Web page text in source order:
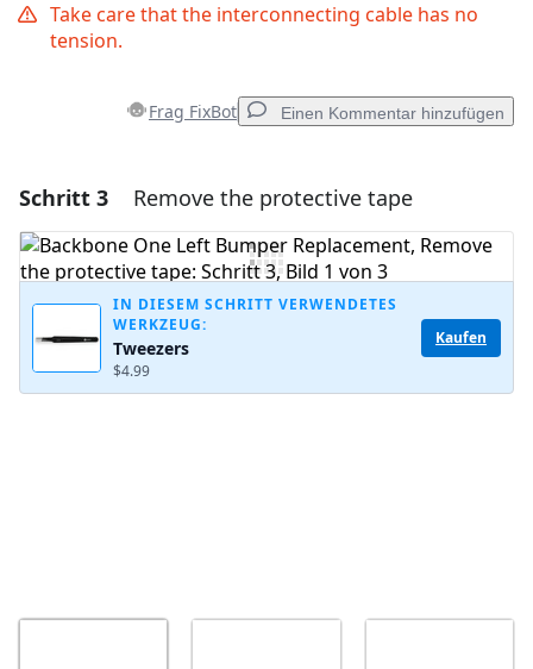
Take care that the interconnecting cable has no
tension.
Frag FixBot Einen Kommentar hinzufügen
Einen Kommentar hinzufügen
Kommentar hinzufügen
Kommentieren
Schritt 3 Remove the protective tape
IN DIESEM SCHRITT VERWENDETES
WERKZEUG:
Tweezers
$4.99
Kaufen